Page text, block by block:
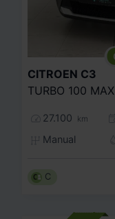
CITROEN C3
TURBO 100 MAX
27.100 km
Manual
C